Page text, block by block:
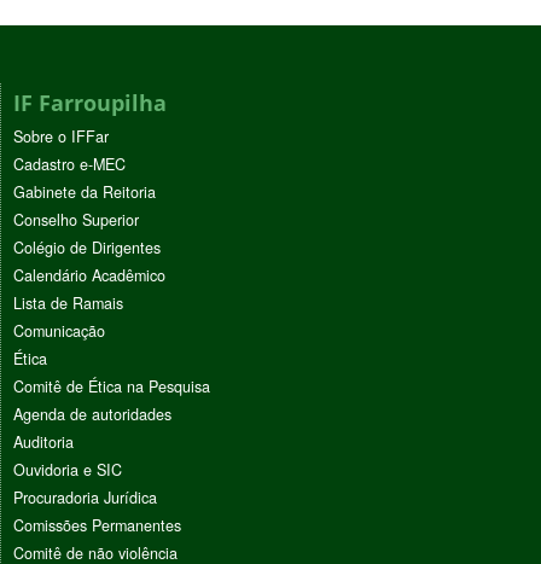
IF Farroupilha
Sobre o IFFar
Cadastro e-MEC
Gabinete da Reitoria
Conselho Superior
Colégio de Dirigentes
Calendário Acadêmico
Lista de Ramais
Comunicação
Ética
Comitê de Ética na Pesquisa
Agenda de autoridades
Auditoria
Ouvidoria e SIC
Procuradoria Jurídica
Comissões Permanentes
Comitê de não violência